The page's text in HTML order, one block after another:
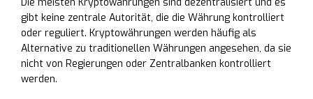
gibt keine zentrale Autorität, die die Währung kontrolliert
oder reguliert. Kryptowährungen werden häufig als
Alternative zu traditionellen Währungen angesehen, da sie
nicht von Regierungen oder Zentralbanken kontrolliert
werden.